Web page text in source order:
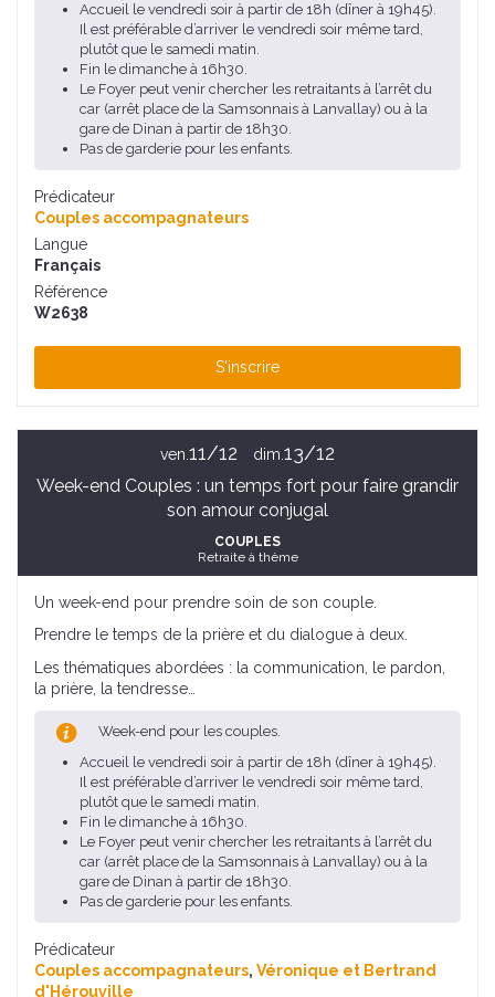
Accueil le vendredi soir à partir de 18h (dîner à 19h45).
Il est préférable d’arriver le vendredi soir même tard,
plutôt que le samedi matin.
Fin le dimanche à 16h30.
Le Foyer peut venir chercher les retraitants à l’arrêt du
car (arrêt place de la Samsonnais à Lanvallay) ou à la
gare de Dinan à partir de 18h30.
Pas de garderie pour les enfants.
Prédicateur
Couples accompagnateurs
Langue
Français
Référence
W2638
S'inscrire
ven. 11/12 dim. 13/12
Week-end Couples : un temps fort pour faire grandir
son amour conjugal
COUPLES
Retraite à thème
Un week-end pour prendre soin de son couple.
Prendre le temps de la prière et du dialogue à deux.
Les thématiques abordées : la communication, le pardon,
la prière, la tendresse…
Week-end pour les couples.
Accueil le vendredi soir à partir de 18h (dîner à 19h45).
Il est préférable d’arriver le vendredi soir même tard,
plutôt que le samedi matin.
Fin le dimanche à 16h30.
Le Foyer peut venir chercher les retraitants à l’arrêt du
car (arrêt place de la Samsonnais à Lanvallay) ou à la
gare de Dinan à partir de 18h30.
Pas de garderie pour les enfants.
Prédicateur
Couples accompagnateurs, Véronique et Bertrand
d'Hérouville